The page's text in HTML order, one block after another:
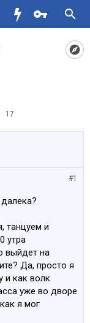
17
#1
танцуем и
утра
выйдет на
Да, просто я
и как волк
уже во дворе
я мог